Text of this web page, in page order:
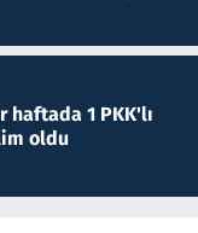
haftada 1 PKK'lı
oldu